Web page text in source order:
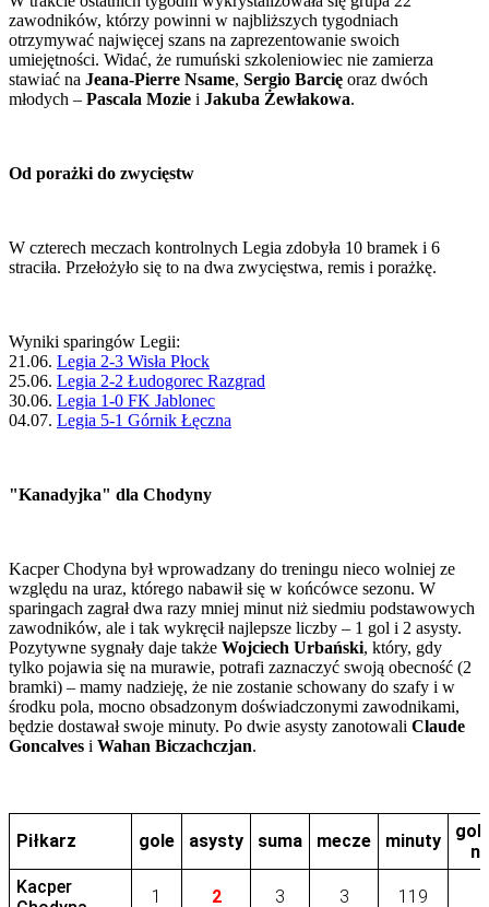
zawodników, którzy powinni w najbliższych tygodniach
otrzymywać najwięcej szans na zaprezentowanie swoich
umiejętności. Widać, że rumuński szkoleniowiec nie zamierza
stawiać na Jeana-Pierre Nsame, Sergio Barcię oraz dwóch
młodych – Pascala Mozie i Jakuba Żewłakowa.
Od porażki do zwycięstw
W czterech meczach kontrolnych Legia zdobyła 10 bramek i 6
straciła. Przełożyło się to na dwa zwycięstwa, remis i porażkę.
Wyniki sparingów Legii:
21.06. Legia 2-3 Wisła Płock
25.06. Legia 2-2 Łudogorec Razgrad
30.06. Legia 1-0 FK Jablonec
04.07. Legia 5-1 Górnik Łęczna
"Kanadyjka" dla Chodyny
Kacper Chodyna był wprowadzany do treningu nieco wolniej ze
względu na uraz, którego nabawił się w końcówce sezonu. W
sparingach zagrał dwa razy mniej minut niż siedmiu podstawowych
zawodników, ale i tak wykręcił najlepsze liczby – 1 gol i 2 asysty.
Pozytywne sygnały daje także Wojciech Urbański, który, gdy
tylko pojawia się na murawie, potrafi zaznaczyć swoją obecność (2
bramki) – mamy nadzieję, że nie zostanie schowany do szafy i w
środku pola, mocno obsadzonym doświadczonymi zawodnikami,
będzie dostawał swoje minuty. Po dwie asysty zanotowali Claude
Goncalves i Wahan Biczachczjan.
Piłkarz gole asysty suma mecze minuty
Kacper
1 2 3 3 119